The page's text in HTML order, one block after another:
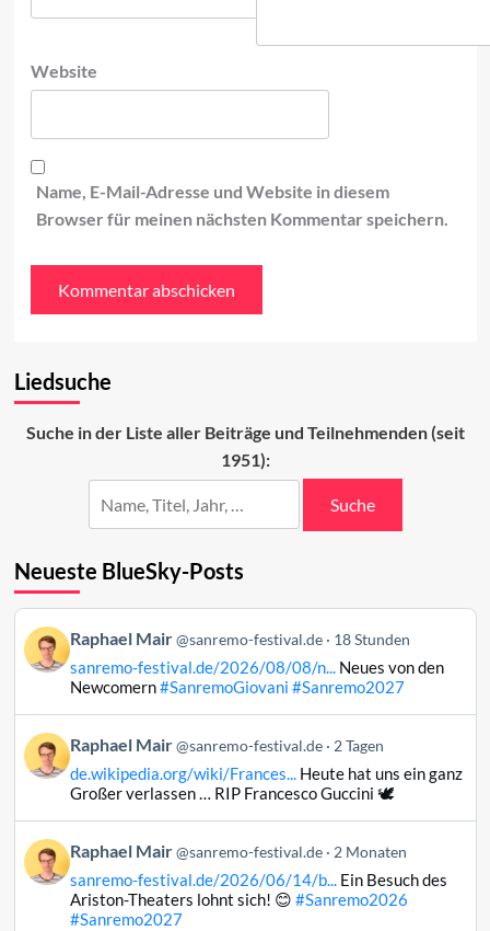
Website
Name, E-Mail-Adresse und Website in diesem
Browser für meinen nächsten Kommentar speichern.
Liedsuche
Suche in der Liste aller Beiträge und Teilnehmenden (seit
1951):
Suche
Neueste BlueSky-Posts
Beitrag
von
Raphael
Bluesky
ansehen
Raphael Mair @sanremo-festival.de 18 Stunden
sanremo-festival.de/2026/08/08/n...Neues von den
Newcomern#SanremoGiovani #Sanremo2027
Beitrag
von
Raphael
Bluesky
ansehen
Raphael Mair @sanremo-festival.de 2 Tagen
de.wikipedia.org/wiki/Frances...Heute hat uns ein ganz
Großer verlassen … RIP Francesco Guccini 🕊️
Beitrag
von
Raphael
Raphael Mair @sanremo-festival.de 2 Monaten
sanremo-festival.de/2026/06/14/b...Ein Besuch des
Ariston-Theaters lohnt sich! 😊 #Sanremo2026
#Sanremo2027